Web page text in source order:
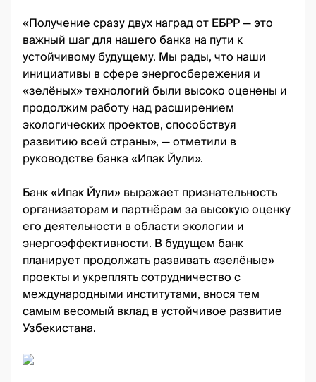
«Получение сразу двух наград от ЕБРР — это
важный шаг для нашего банка на пути к
устойчивому будущему. Мы рады, что наши
инициативы в сфере энергосбережения и
«зелёных» технологий были высоко оценены и
продолжим работу над расширением
экологических проектов, способствуя
развитию всей страны», — отметили в
руководстве банка «Ипак Йули».
Банк «Ипак Йули» выражает признательность
организаторам и партнёрам за высокую оценку
его деятельности в области экологии и
энергоэффективности. В будущем банк
планирует продолжать развивать «зелёные»
проекты и укреплять сотрудничество с
международными институтами, внося тем
самым весомый вклад в устойчивое развитие
Узбекистана.